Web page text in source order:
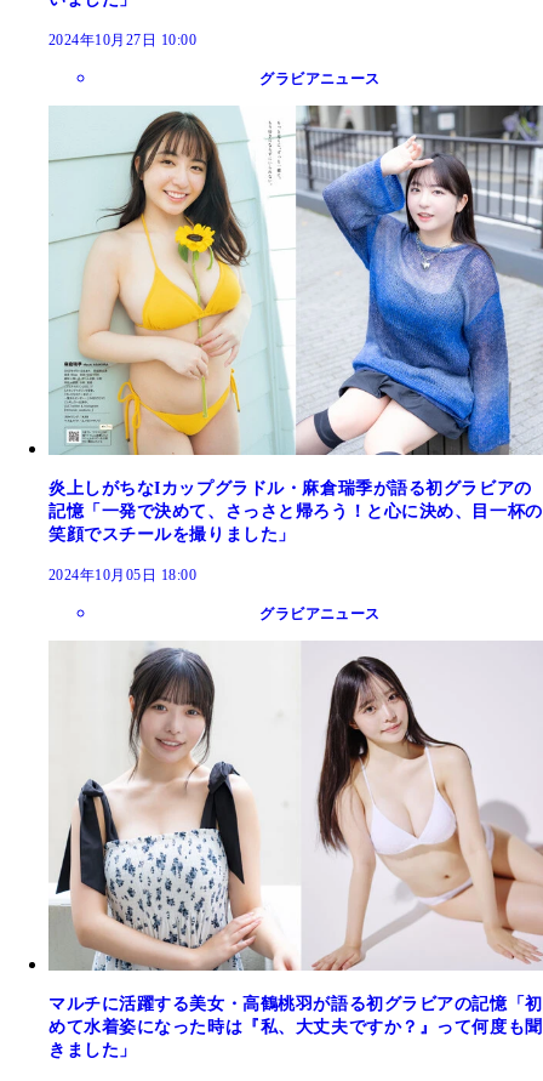
2024年10月27日 10:00
グラビアニュース
炎上しがちなIカップグラドル・麻倉瑞季が語る初グラビアの
記憶「一発で決めて、さっさと帰ろう！と心に決め、目一杯の
笑顔でスチールを撮りました」
2024年10月05日 18:00
グラビアニュース
マルチに活躍する美女・高鶴桃羽が語る初グラビアの記憶「初
めて水着姿になった時は『私、大丈夫ですか？』って何度も聞
きました」